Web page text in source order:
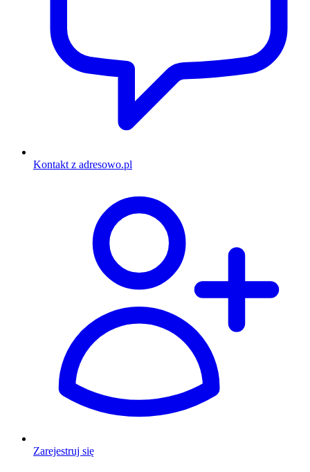
Kontakt z adresowo.pl
Zarejestruj się